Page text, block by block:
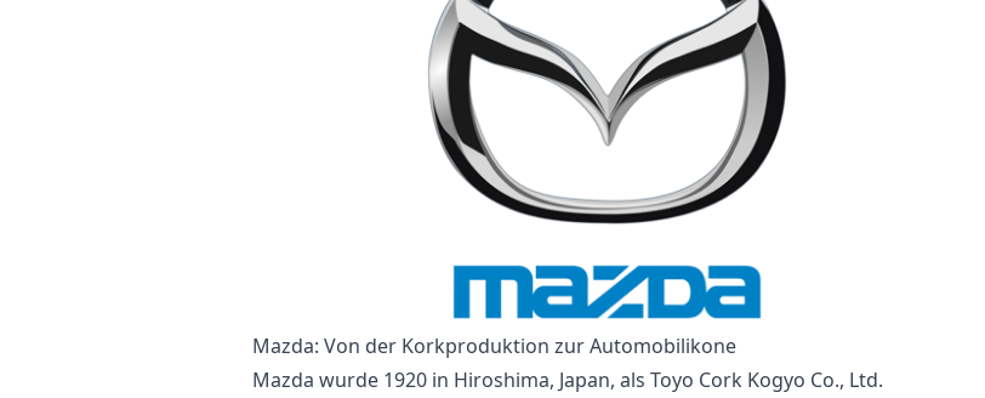
Mazda: Von der Korkproduktion zur Automobilikone
Mazda wurde 1920 in Hiroshima, Japan, als Toyo Cork Kogyo Co., Ltd.